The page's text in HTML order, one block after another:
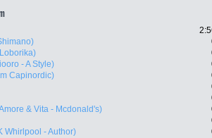
- A Style)
Capinordic)
& Vita - Mcdonald's)
Whirlpool - Author)